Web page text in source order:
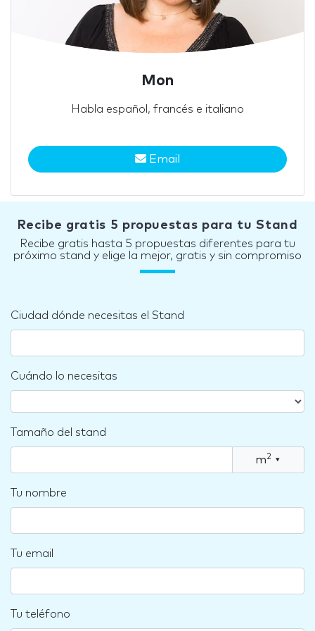
Mon
Habla español, francés e italiano
Email
Recibe gratis 5 propuestas para tu Stand
Recibe gratis hasta 5 propuestas diferentes para tu
próximo stand y elige la mejor, gratis y sin compromiso
Ciudad dónde necesitas el Stand
Cuándo lo necesitas
Tamaño del stand
m2 ▾
Tu nombre
Tu email
Tu teléfono